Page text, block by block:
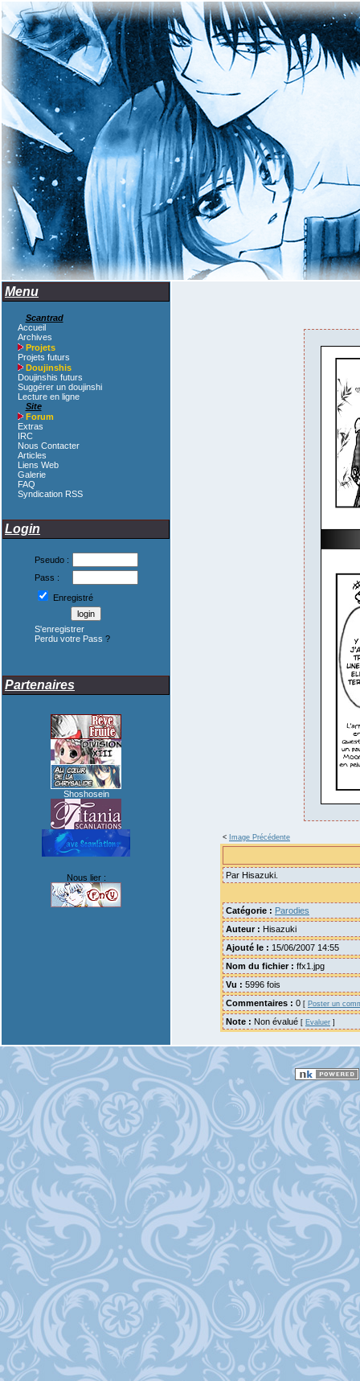
Menu
Scantrad
Accueil
Archives
Projets
Projets futurs
Doujinshis
Doujinshis futurs
Suggérer un doujinshi
Lecture en ligne
Site
Forum
Extras
IRC
Nous Contacter
Articles
Liens Web
Galerie
FAQ
Syndication RSS
Login
Pseudo :
Pass :
Enregistré
S'enregistrer
Perdu votre Pass ?
Partenaires
Shoshosein
Nous lier :
< Image Précédente
Par Hisazuki.
Catégorie : Parodies
Auteur : Hisazuki
Ajouté le : 15/06/2007 14:55
Nom du fichier : ffx1.jpg
Vu : 5996 fois
Commentaires : 0 [ Poster un
Note : Non évalué [ Evaluer ]